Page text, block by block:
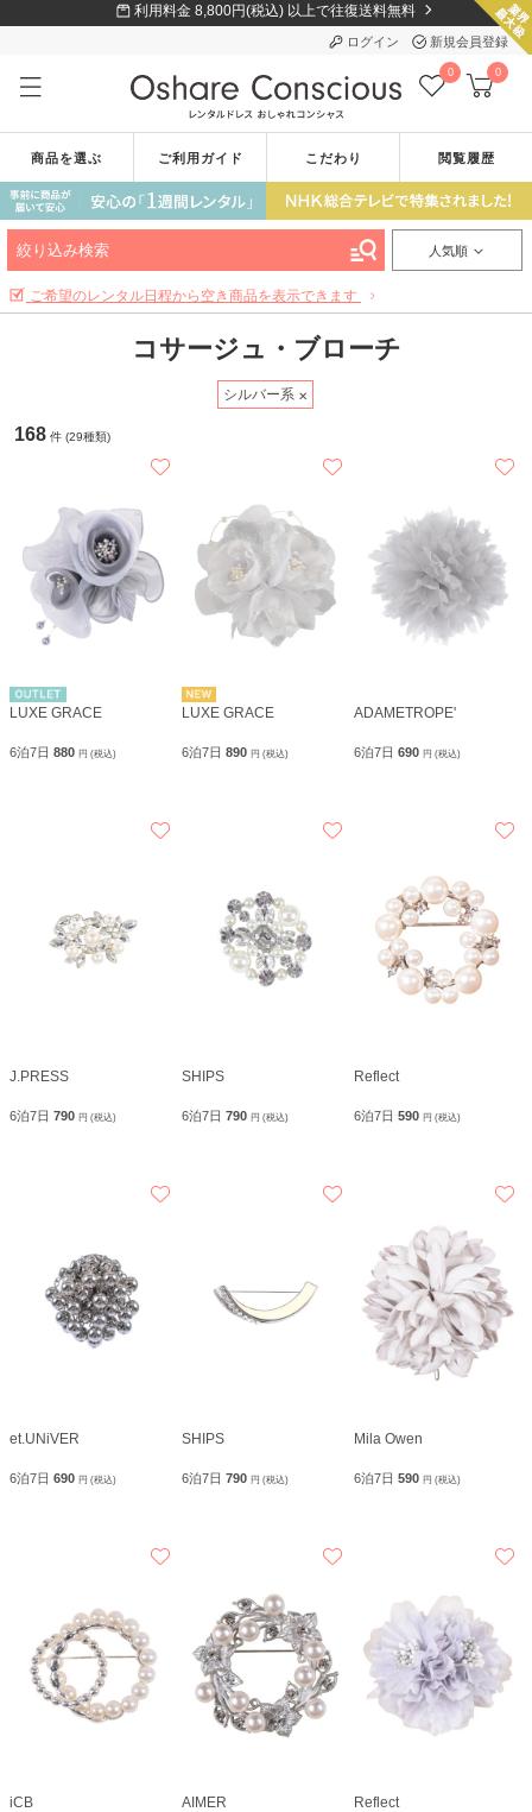
利用料金 8,800円(税込) 以上で往復送料無料
ログイン 新規会員登録
0 0
商品を選ぶ ご利用ガイド こだわり 閲覧履歴
絞り込み検索 人気順
ご希望のレンタル日程から空き商品を表示できます
コサージュ・ブローチ
シルバー系
168 件 (29種類)
LUXE GRACE
6泊7日 880 円 (税込)
LUXE GRACE
6泊7日890円 (税込)
ADAMETROPE'
6泊7日690円 (税込)
J.PRESS
6泊7日 790 円 (税込)
SHIPS
6泊7日790円 (税込)
Reflect
6泊7日590円 (税込)
et.UNiVER
6泊7日 690 円 (税込)
SHIPS
6泊7日790円 (税込)
Mila Owen
6泊7日590円 (税込)
iCB AIMER Reflect